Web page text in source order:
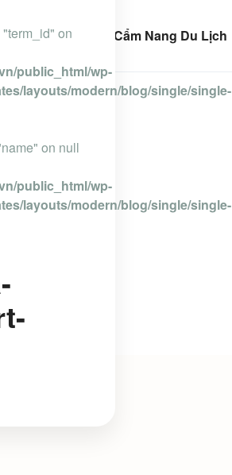
Đà Lạt Cẩm Nang Du Lịch
on
public_html/wp-
layouts/modern/blog/single/single-
on null
public_html/wp-
layouts/modern/blog/single/single-